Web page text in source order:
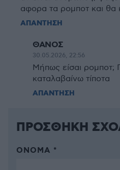
αφορα τα ρομποτ και θα
ΑΠΑΝΤΗΣΗ
ΘΑΝΟΣ
30.05.2026, 22:56
Μήπως είσαι ρομποτ;
καταλαβαίνω τίποτα
ΑΠΑΝΤΗΣΗ
ΠΡΟΣΘΗΚΗ
ΌΝΟΜΑ *